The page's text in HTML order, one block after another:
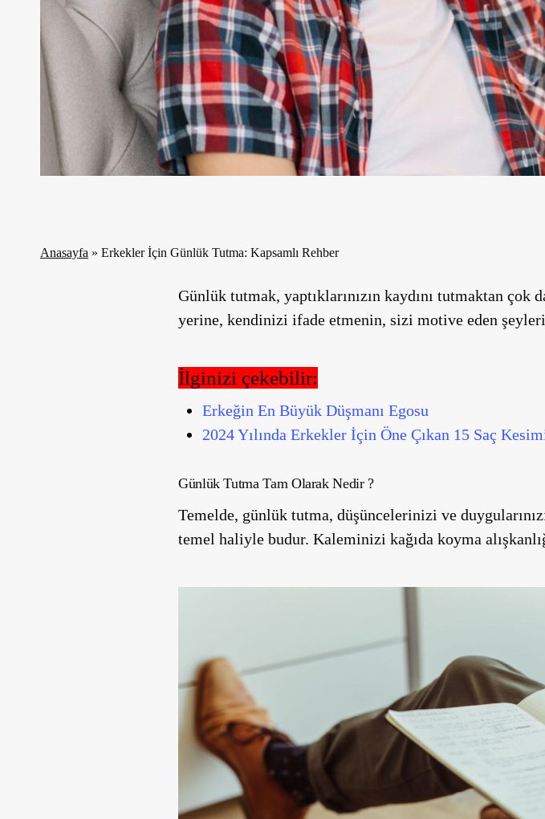
Anasayfa » Erkekler İçin Günlük Tutma: Kapsamlı Rehber
Günlük tutmak, yaptıklarınızın kaydını tutmaktan çok
yerine, kendinizi ifade etmenin, sizi motive eden
İlginizi çekebilir:
Erkeğin En Büyük Düşmanı Egosu
2024 Yılında Erkekler İçin Öne Çıkan 15 Saç
Günlük TutmaTam Olarak Nedir ?
Temelde, günlük tutma, düşüncelerinizi ve
temel haliyle budur. Kaleminizi kağıda koyma